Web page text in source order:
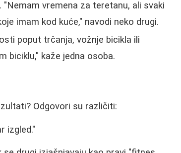
vremena za teretanu, ali svaki
imam kod kuće," navodi neko drugi.
poput trčanja, vožnje bicikla ili
biciklu," kaže jedna osoba.
Odgovori su različiti:
izgled."